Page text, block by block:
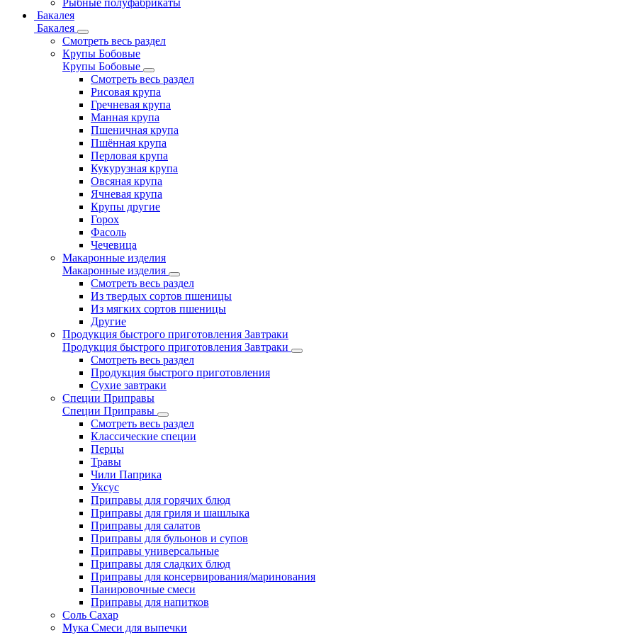
Рыбные полуфабрикаты
Бакалея
Бакалея
Смотреть весь раздел
Крупы Бобовые
Крупы Бобовые
Смотреть весь раздел
Рисовая крупа
Гречневая крупа
Манная крупа
Пшеничная крупа
Пшённая крупа
Перловая крупа
Кукурузная крупа
Овсяная крупа
Ячневая крупа
Крупы другие
Горох
Фасоль
Чечевица
Макаронные изделия
Макаронные изделия
Смотреть весь раздел
Из твердых сортов пшеницы
Из мягких сортов пшеницы
Другие
Продукция быстрого приготовления Завтраки
Продукция быстрого приготовления Завтраки
Смотреть весь раздел
Продукция быстрого приготовления
Сухие завтраки
Специи Приправы
Специи Приправы
Смотреть весь раздел
Классические специи
Перцы
Травы
Чили Паприка
Уксус
Приправы для горячих блюд
Приправы для гриля и шашлыка
Приправы для салатов
Приправы для бульонов и супов
Приправы универсальные
Приправы для сладких блюд
Приправы для консервирования/маринования
Панировочные смеси
Приправы для напитков
Соль Сахар
Мука Смеси для выпечки